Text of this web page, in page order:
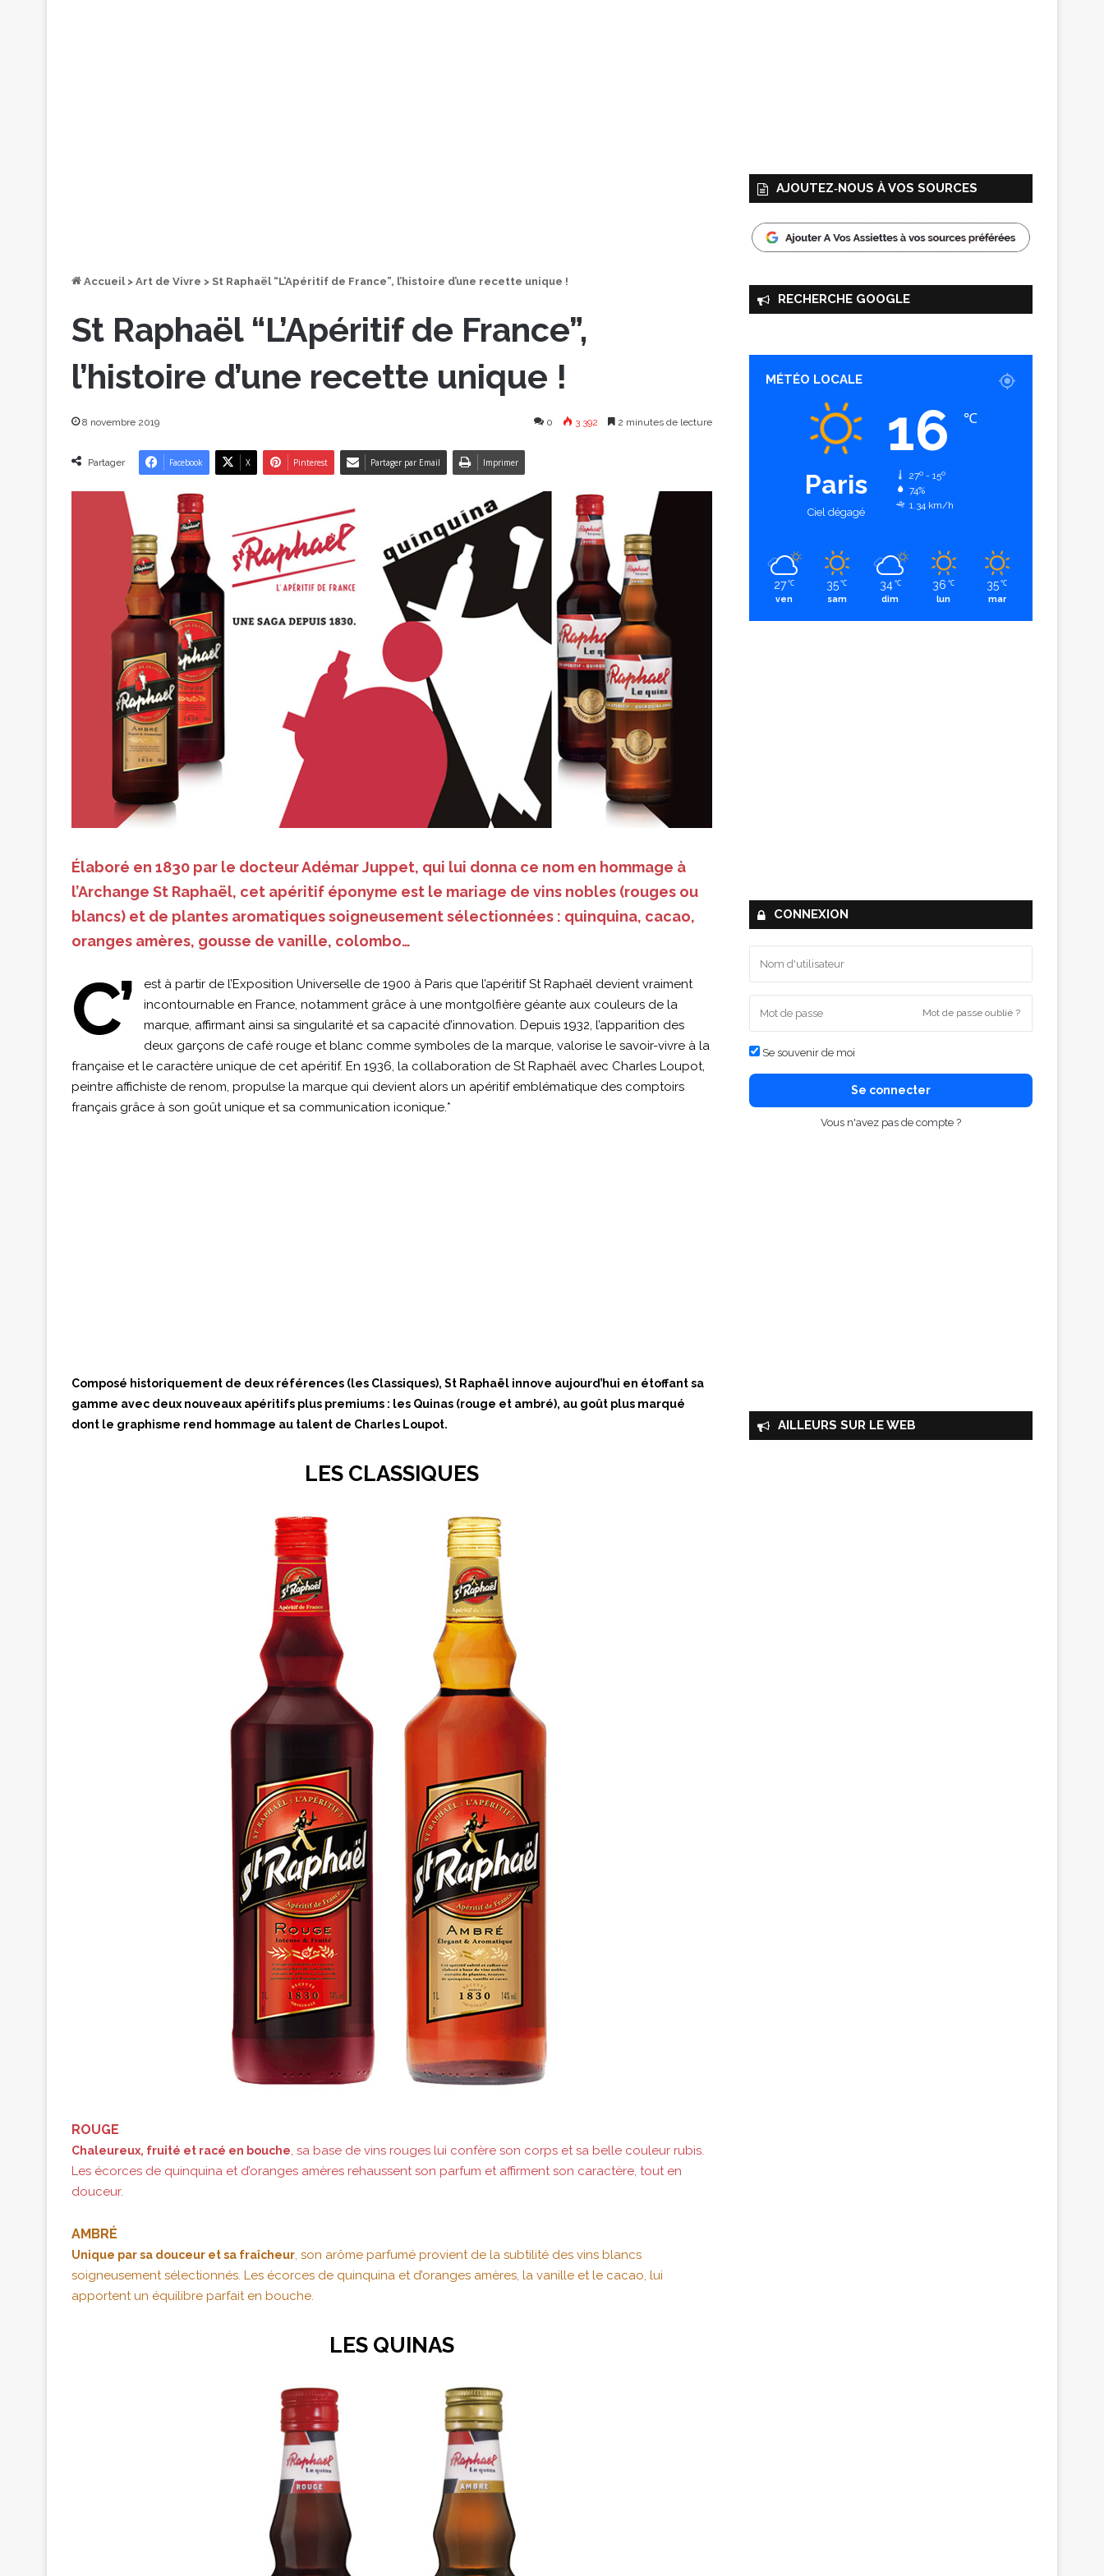
Accueil > Art de Vivre > St Raphaël “L’Apéritif de France”, l’histoire d’une recette unique !
St Raphaël “L’Apéritif de France”,
l’histoire d’une recette unique !
8 novembre 2019 0 3 392 2 minutes de lecture
Partager Facebook X Pinterest Partager par Email Imprimer
Élaboré en 1830 par le docteur Adémar Juppet, qui lui donna ce nom en hommage à
l’Archange St Raphaël, cet apéritif éponyme est le mariage de vins nobles (rouges ou
blancs) et de plantes aromatiques soigneusement sélectionnées : quinquina, cacao,
oranges amères, gousse de vanille, colombo…
C’
est à partir de l’Exposition Universelle de 1900 à Paris que l’apéritif St Raphaël devient vraiment
incontournable en France, notamment grâce à une montgolfière géante aux couleurs de la
marque, affirmant ainsi sa singularité et sa capacité d’innovation. Depuis 1932, l’apparition des
deux garçons de café rouge et blanc comme symboles de la marque, valorise le savoir-vivre à la
française et le caractère unique de cet apéritif. En 1936, la collaboration de St Raphaël avec Charles Loupot,
peintre affichiste de renom, propulse la marque qui devient alors un apéritif emblématique des comptoirs
français grâce à son goût unique et sa communication iconique.*
Composé historiquement de deux références (les Classiques), St Raphaël innove aujourd’hui en étoffant sa
gamme avec deux nouveaux apéritifs plus premiums : les Quinas (rouge et ambré), au goût plus marqué
dont le graphisme rend hommage au talent de Charles Loupot.
LES CLASSIQUES
ROUGE
Chaleureux, fruité et racé en bouche, sa base de vins rouges lui confère son corps et sa belle couleur rubis.
Les écorces de quinquina et d’oranges amères rehaussent son parfum et affirment son caractère, tout en
douceur.
AMBRÉ
Unique par sa douceur et sa fraîcheur, son arôme parfumé provient de la subtilité des vins blancs
soigneusement sélectionnés. Les écorces de quinquina et d’oranges amères, la vanille et le cacao, lui
apportent un équilibre parfait en bouche.
LES QUINAS
AJOUTEZ‑NOUS À VOS SOURCES
RECHERCHE GOOGLE
MÉTÉO LOCALE
Paris
Ciel dégagé
16 ℃
27º - 15º
74%
1.34 km/h
27 ℃
ven
35 ℃
sam
34 ℃
dim
36 ℃
lun
35 ℃
mar
CONNEXION
Mot de passe oublié ?
Se souvenir de moi
Se connecter
Vous n'avez pas de compte ?
AILLEURS SUR LE WEB